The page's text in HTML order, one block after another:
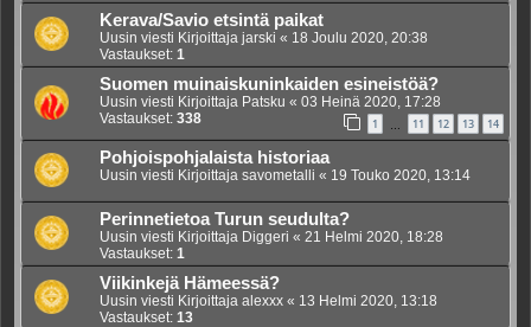
Kerava/Savio etsintä paikat
Uusin viesti Kirjoittaja jarski « 18 Joulu 2020, 20:38
Vastaukset: 1
Suomen muinaiskuninkaiden esineistöä?
Uusin viesti Kirjoittaja Patsku « 03 Heinä 2020, 17:28
Vastaukset: 338 1 11 12 13 14
Pohjoispohjalaista historiaa
Uusin viesti Kirjoittaja savometalli « 19 Touko 2020, 13:14
Perinnetietoa Turun seudulta?
Uusin viesti Kirjoittaja Diggeri « 21 Helmi 2020, 18:28
Vastaukset: 1
Viikinkejä Hämeessä?
Uusin viesti Kirjoittaja alexxx « 13 Helmi 2020, 13:18
Vastaukset: 13